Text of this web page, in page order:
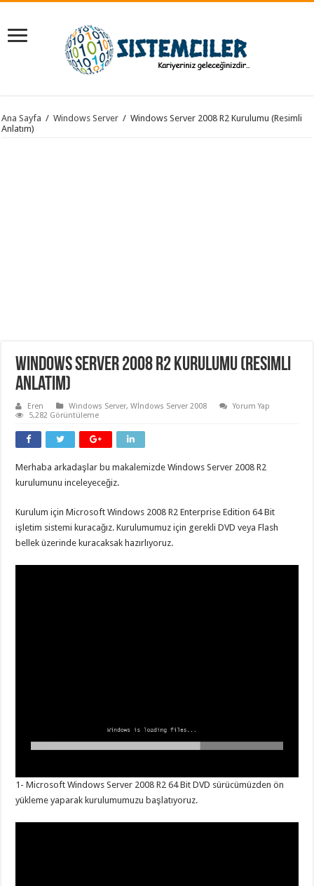
Ana Sayfa / Windows Server / Windows Server 2008 R2 Kurulumu (Resimli
Anlatım)
Windows Server 2008 R2 Kurulumu (Resimli
Anlatım)
Eren Windows Server,Wİndows Server 2008
Yorum Yap
5,282 Görüntüleme
Merhaba arkadaşlar bu makalemizde Windows Server 2008 R2
kurulumunu inceleyeceğiz.
Kurulum için Microsoft Windows 2008 R2 Enterprise Edition 64 Bit
işletim sistemi kuracağız. Kurulumumuz için gerekli DVD veya Flash
bellek üzerinde kuracaksak hazırlıyoruz.
1- Microsoft Windows Server 2008 R2 64 Bit DVD sürücümüzden ön
yükleme yaparak kurulumumuzu başlatıyoruz.